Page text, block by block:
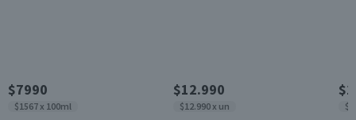
$7990
$1567 x 100ml
$12.990
$12.990 x un